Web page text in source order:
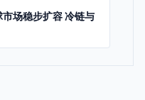
场稳步扩容 冷链与